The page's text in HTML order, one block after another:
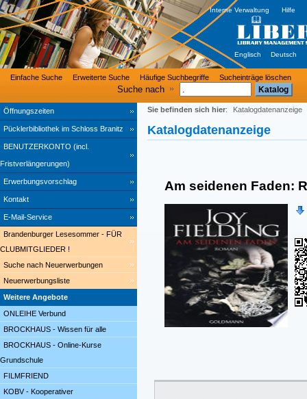
Öffnungszeiten
Pücklerbibliothek im Schloss Branitz
BENUTZERKONTO (incl.
Fristverlängerungen)
Erwerbungsvorschlag
Kontakt
E-Mail-Service
Einfache Suche Erweiterte Suche Häufige Suchbegriffe Sucheinträge löschen
Interne Verwaltung Hilfe
Englisch Deutsch
Brandenburger Lesesommer - FÜR
CLUBMITGLIEDER !
Suche nach Neuerwerbungen
Neuerwerbungsliste
Weitere Angebote
ONLEIHE Verbund
BROCKHAUS - Wissen für alle
BROCKHAUS - Online-Kurse
Grundschule
FILMFRIEND
KOBV - Kooperativer
Sie befinden sich hier: Katalogdatenanzeige
Katalogdatenanzeige
Am seidenen Faden:
Suche nach